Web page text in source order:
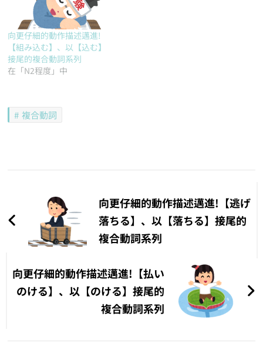
向更仔細的動作描述邁進!
【組み込む】、以【込む】
接尾的複合動詞系列
在「N2程度」中
複合動詞
導
向更仔細的動作描述邁進!【逃げ
落ちる】、以【落ちる】接尾的
複合動詞系列
向更仔細的動作描述邁進!【払い
のける】、以【のける】接尾的
複合動詞系列